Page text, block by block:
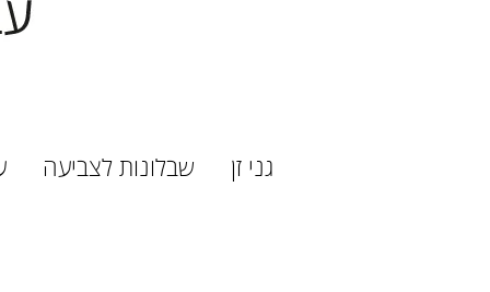
גני זן שבלונות לצביעה